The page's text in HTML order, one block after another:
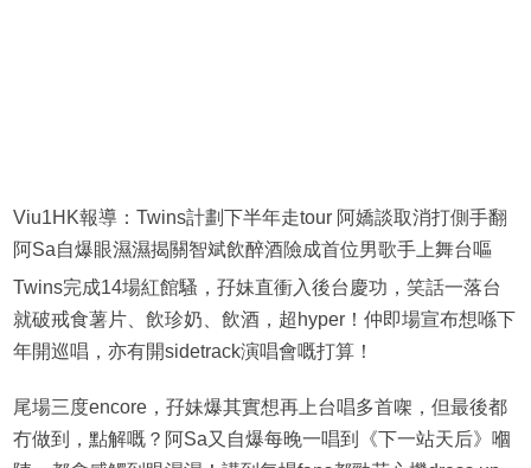
Viu1HK報導：Twins計劃下半年走tour 阿嬌談取消打側手翻
阿Sa自爆眼濕濕揭關智斌飲醉酒險成首位男歌手上舞台嘔
Twins完成14場紅館騷，孖妹直衝入後台慶功，笑話一落台
就破戒食薯片、飲珍奶、飲酒，超hyper！仲即場宣布想喺下
年開巡唱，亦有開sidetrack演唱會嘅打算！
尾場三度encore，孖妹爆其實想再上台唱多首㗎，但最後都
冇做到，點解嘅？阿Sa又自爆每晚一唱到《下一站天后》嗰